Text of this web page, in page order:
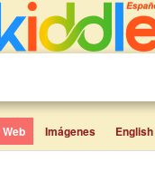
Web Imágenes English